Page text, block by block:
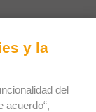
y la
del
acuerdo“,